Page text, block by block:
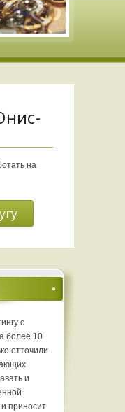
на
с
более 10
отточили
и
приносит